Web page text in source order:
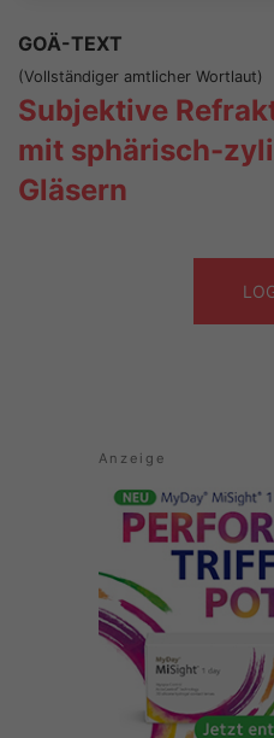
GOÄ-TEXT
(Vollständiger amtlicher Wortlaut)
Subjektive
mit sphärisch-
Gläsern